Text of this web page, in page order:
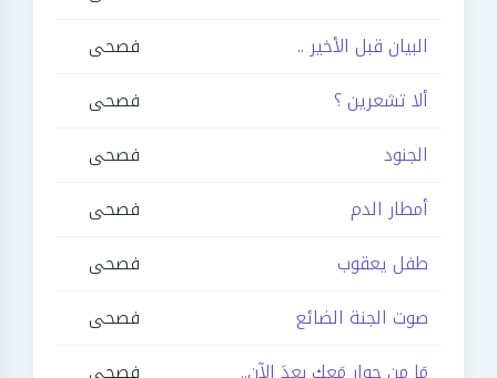
البيان قبل الأخير ..
فصحى
ألا تشعرين ؟
فصحى
الجنود
فصحى
أمطار الدم
فصحى
طفل يعقوب
فصحى
صوت الجنة الضائع
فصحى